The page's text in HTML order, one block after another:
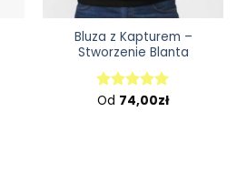
Bluza z Kapturem –
Stworzenie Blanta
Oceniono
Od 74,00zł